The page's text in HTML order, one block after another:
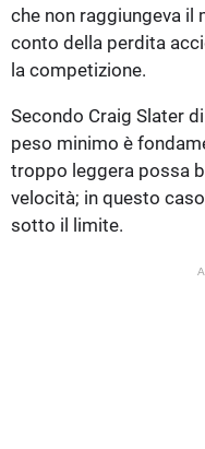
che non raggiungeva il
conto della perdita
la competizione.
Secondo Craig Slater
peso minimo è
troppo leggera possa
velocità; in questo
sotto il limite.